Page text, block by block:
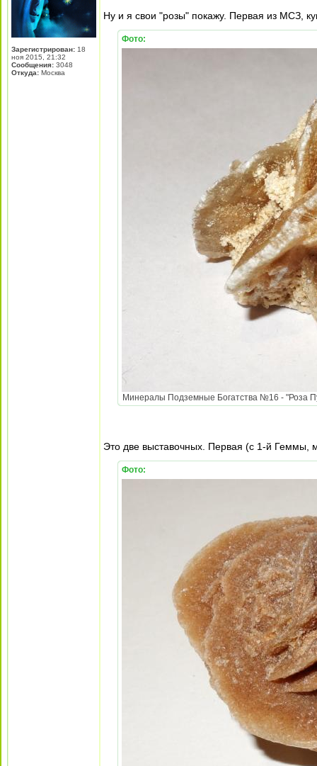
Зарегистрирован: 18
ноя 2015, 21:32
Сообщения: 3048
Откуда: Москва
Ну и я свои "розы" покажу. Первая из МСЗ,
Фото:
Минералы Подземные Богатства №16 - "Роза
Это две выставочных. Первая (с 1-й Геммы,
Фото: